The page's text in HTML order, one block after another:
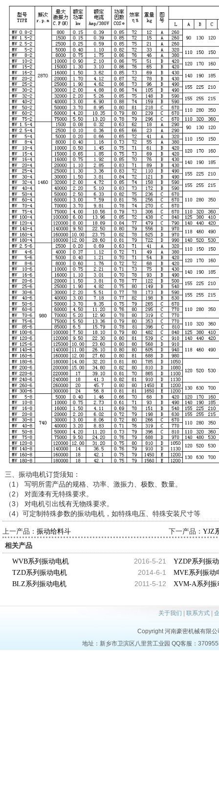
三、振动电机订货须知：
（1） 写明所需产品的规格、功率、激振力、极数、数量。
（2） 对面漆有无特殊要求。
（3） 对电机引出线有无物殊要求。
（4）可定制特殊参数的振动电机，如特殊电压、特殊安装尺寸等
上一产品： 振动给料斗 下一产品： YJZ
相关产品
2016-5-21
WVB系列振动电机 YZDP系列振
2014-6-1
TZD系列振动电机 MVE系列振动
2011-5-12
BLZ系列振动电机 XVM-A系列振
关于我们 联系方式|
Copyright 河南豪密机械有限
地址：新乡市卫滨区八里营工业园 QQ客服：